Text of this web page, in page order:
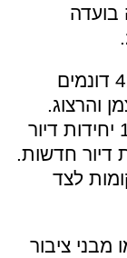
התכנית הנרחבת משתרעת על כ-42 דונמים
והרצוג.
במסגרתה מתוכננת הריסה של 166 יחידות דיור
בנייה של 737 יחידות דיור חדשות.
תכלול שני מגדלים בני 37 קומות לצד
מבני ציבור